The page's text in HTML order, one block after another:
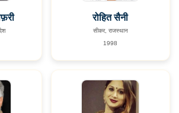
रोहित सैनी
सीकर, राजस्थान
1998